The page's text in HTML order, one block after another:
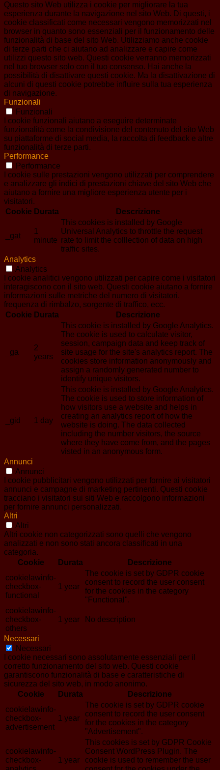
Questo sito Web utilizza i cookie per migliorare la tua
esperienza durante la navigazione nel sito Web. Di questi, i
cookie classificati come necessari vengono memorizzati nel
browser in quanto sono essenziali per il funzionamento delle
funzionalità di base del sito Web. Utilizziamo anche cookie
di terze parti che ci aiutano ad analizzare e capire come
utilizzi questo sito web. Questi cookie verranno memorizzati
nel tuo browser solo con il tuo consenso. Hai anche la
possibilità di disattivare questi cookie. Ma la disattivazione di
alcuni di questi cookie potrebbe influire sulla tua esperienza
di navigazione.
Funzionali
Funzionali
I cookie funzionali aiutano a eseguire determinate
funzionalità come la condivisione del contenuto del sito Web
su piattaforme di social media, la raccolta di feedback e altre
funzionalità di terze parti.
Performance
Performance
I cookie sulle prestazioni vengono utilizzati per comprendere
e analizzare gli indici di prestazioni chiave del sito Web che
aiutano a fornire una migliore esperienza utente per i
visitatori.
Cookie Durata Descrizione
_gat
1
minute
This cookies is installed by Google
Universal Analytics to throttle the request
rate to limit the colllection of data on high
traffic sites.
Analytics
Analytics
I cookie analitici vengono utilizzati per capire come i visitatori
interagiscono con il sito web. Questi cookie aiutano a fornire
informazioni sulle metriche del numero di visitatori,
frequenza di rimbalzo, sorgente di traffico, ecc.
Cookie Durata Descrizione
_ga
2
years
This cookie is installed by Google Analytics.
The cookie is used to calculate visitor,
session, campaign data and keep track of
site usage for the site's analytics report. The
cookies store information anonymously and
assign a randomly generated number to
identify unique visitors.
_gid 1 day
This cookie is installed by Google Analytics.
The cookie is used to store information of
how visitors use a website and helps in
creating an analytics report of how the
website is doing. The data collected
including the number visitors, the source
where they have come from, and the pages
visted in an anonymous form.
Annunci
Annunci
I cookie pubblicitari vengono utilizzati per fornire ai visitatori
annunci e campagne di marketing pertinenti. Questi cookie
tracciano i visitatori sui siti Web e raccolgono informazioni
per fornire annunci personalizzati.
Altri
Altri
Altri cookie non categorizzati sono quelli che vengono
analizzati e non sono stati ancora classificati in una
categoria.
Cookie
Durata
Descrizione
cookielawinfo-
checkbox-
functional
1 year
The cookie is set by GDPR cookie
consent to record the user consent
for the cookies in the category
"Functional".
cookielawinfo-
checkbox-
others
1 year No description
Necessari
Necessari
I cookie necessari sono assolutamente essenziali per il
corretto funzionamento del sito web. Questi cookie
garantiscono funzionalità di base e caratteristiche di
sicurezza del sito web, in modo anonimo.
Cookie
Durata
Descrizione
cookielawinfo-
checkbox-
advertisement
1 year
The cookie is set by GDPR cookie
consent to record the user consent
for the cookies in the category
"Advertisement".
cookielawinfo-
checkbox-
1 year
This cookies is set by GDPR Cookie
Consent WordPress Plugin. The
cookie is used to remember the user